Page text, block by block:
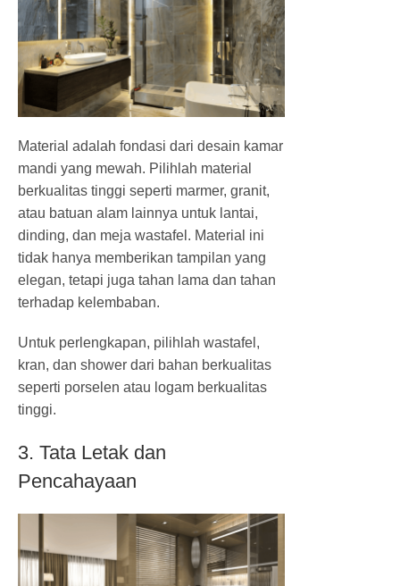
Material adalah fondasi dari desain kamar
mandi yang mewah. Pilihlah material
berkualitas tinggi seperti marmer, granit,
atau batuan alam lainnya untuk lantai,
dinding, dan meja wastafel. Material ini
tidak hanya memberikan tampilan yang
elegan, tetapi juga tahan lama dan tahan
terhadap kelembaban.
Untuk perlengkapan, pilihlah wastafel,
kran, dan shower dari bahan berkualitas
seperti porselen atau logam berkualitas
tinggi.
3. Tata Letak dan
Pencahayaan